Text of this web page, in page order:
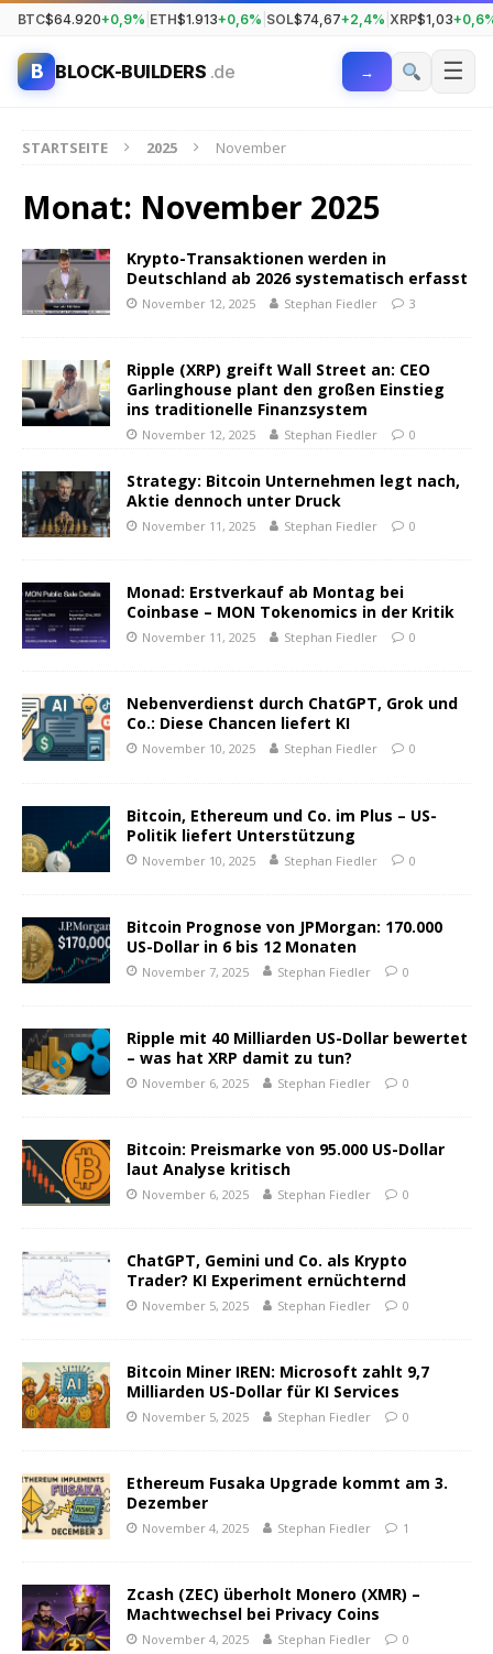
BTC$64.920+0,9% ETH$1.913+0,6% SOL$74,67+2,4% XRP$1,03
B BLOCK-BUILDERS .de → ☰
STARTSEITE 2025 November
Monat: November 2025
Krypto-Transaktionen werden in
Deutschland ab 2026 systematisch erfasst
November 12, 2025 Stephan Fiedler 3
Ripple (XRP) greift Wall Street an: CEO
Garlinghouse plant den großen Einstieg
ins traditionelle Finanzsystem
November 12, 2025 Stephan Fiedler 0
Strategy: Bitcoin Unternehmen legt nach,
Aktie dennoch unter Druck
November 11, 2025 Stephan Fiedler 0
Monad: Erstverkauf ab Montag bei
Coinbase – MON Tokenomics in der Kritik
November 11, 2025 Stephan Fiedler 0
Nebenverdienst durch ChatGPT, Grok und
Co.: Diese Chancen liefert KI
November 10, 2025 Stephan Fiedler 0
Bitcoin, Ethereum und Co. im Plus – US-
Politik liefert Unterstützung
November 10, 2025 Stephan Fiedler 0
Bitcoin Prognose von JPMorgan: 170.000
US-Dollar in 6 bis 12 Monaten
November 7, 2025 Stephan Fiedler 0
Ripple mit 40 Milliarden US-Dollar bewertet
– was hat XRP damit zu tun?
November 6, 2025 Stephan Fiedler 0
Bitcoin: Preismarke von 95.000 US-Dollar
laut Analyse kritisch
November 6, 2025 Stephan Fiedler 0
ChatGPT, Gemini und Co. als Krypto
Trader? KI Experiment ernüchternd
November 5, 2025 Stephan Fiedler 0
Bitcoin Miner IREN: Microsoft zahlt 9,7
Milliarden US-Dollar für KI Services
November 5, 2025 Stephan Fiedler 0
Ethereum Fusaka Upgrade kommt am 3.
Dezember
November 4, 2025 Stephan Fiedler 1
Zcash (ZEC) überholt Monero (XMR) –
Machtwechsel bei Privacy Coins
November 4, 2025 Stephan Fiedler 0